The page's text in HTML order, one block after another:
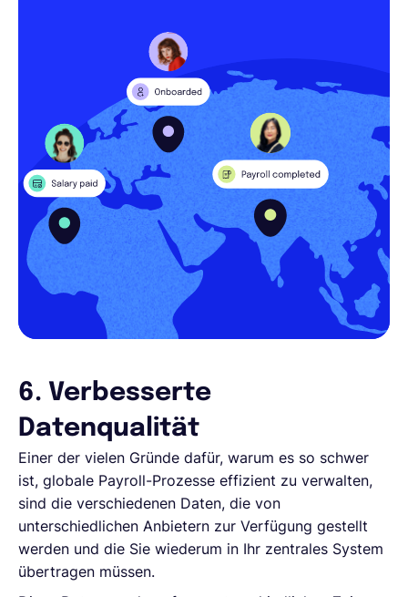
6. Verbesserte
Datenqualität
Einer der vielen Gründe dafür, warum es so schwer
ist, globale Payroll-Prozesse effizient zu verwalten,
sind die verschiedenen Daten, die von
unterschiedlichen Anbietern zur Verfügung gestellt
werden und die Sie wiederum in Ihr zentrales System
übertragen müssen.